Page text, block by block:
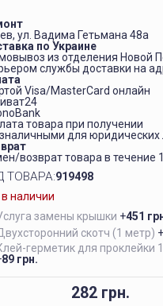
ул. Вадима Гетьмана 48а
по Украине
из отделения Новой
службы доставки на
Visa/MasterCard онлайн
товара при получении
для юридических
возврат товара в течение
ТОВАРА:919498
в наличии
замены крышки +451
скотч (1 метр) +
герметик для проклейки
89 грн.
282 грн.